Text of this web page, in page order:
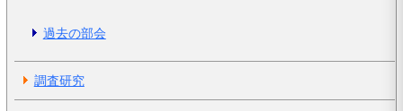
過去の部会
調査研究